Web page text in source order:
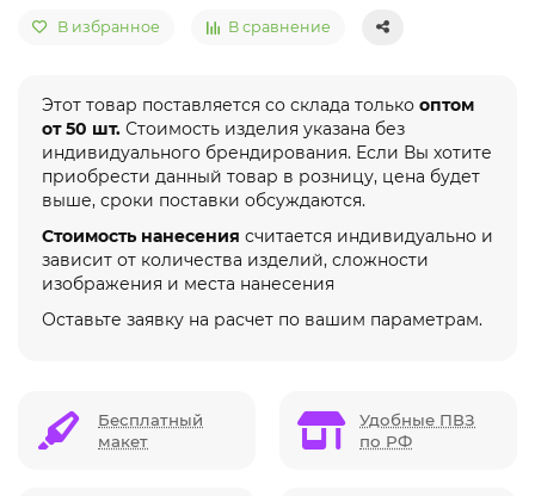
В избранное В сравнение
Этот товар поставляется со склада только оптом
от 50 шт. Стоимость изделия указана без
индивидуального брендирования. Если Вы хотите
приобрести данный товар в розницу, цена будет
выше, сроки поставки обсуждаются.
Стоимость нанесения считается индивидуально и
зависит от количества изделий, сложности
изображения и места нанесения
Оставьте заявку на расчет по вашим параметрам.
Бесплатный
макет
Удобные ПВЗ
по РФ